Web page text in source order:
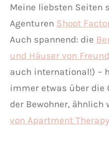
Meine liebsten Seiten
Agenturen Shoot
Auch spannend: die
und Häuser von
auch international!) –
immer etwas über die
der Bewohner, ähnlich
von Apartment Therapy